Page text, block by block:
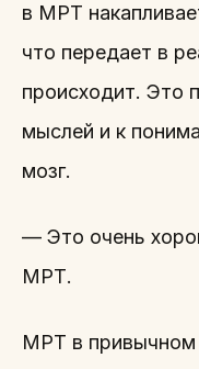
в МРТ
что передает в
происходит. Это
мыслей и к
мозг.
— Это очень
МРТ.
МРТ в